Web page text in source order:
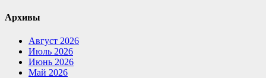
Архивы
Август 2026
Июль 2026
Июнь 2026
Май 2026